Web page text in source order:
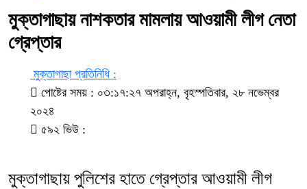
মুক্তাগাছায় নাশকতার মামলায় আওয়ামী লীগ নেতা
গ্রেপ্তার
মুক্তাগাছা প্রতিনিধি :
পোষ্টের সময় : ০৩:১৭:২৭ অপরাহ্ন, বৃহস্পতিবার, ২৮ নভেম্বর
২০২৪
৫৯২ ভিউ :
মুক্তাগাছায় পুলিশের হাতে গ্রেপ্তার আওয়ামী লীগ